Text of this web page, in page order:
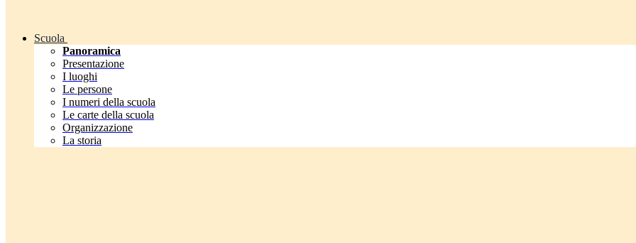
Scuola
Panoramica
Presentazione
I luoghi
Le persone
I numeri della scuola
Le carte della scuola
Organizzazione
La storia